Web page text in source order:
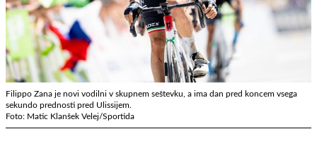
Filippo Zana je novi vodilni v skupnem seštevku, a ima dan pred koncem vsega
sekundo prednosti pred Ulissijem.
Foto: Matic Klanšek Velej/Sportida